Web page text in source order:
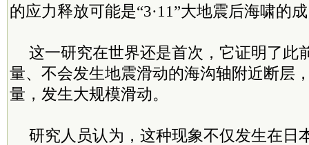
的应力释放可能是“3·11”大地震后海啸的
这一研究在世界还是首次，它证明了此
量、不会发生地震滑动的海沟轴附近断层
量，发生大规模滑动。
研究人员认为，这种现象不仅发生在日